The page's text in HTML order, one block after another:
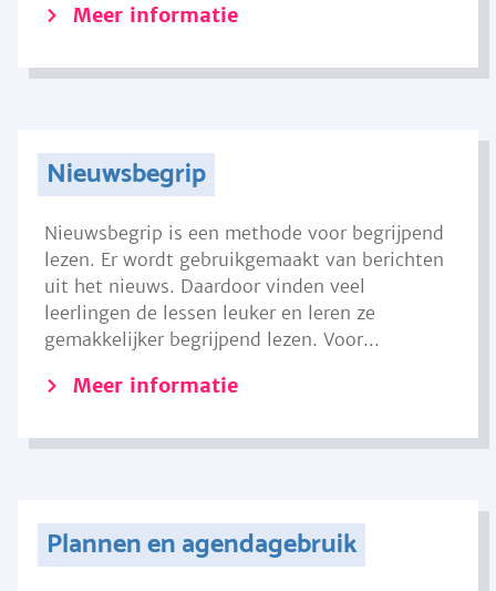
Meer informatie
Nieuwsbegrip
Nieuwsbegrip is een methode voor begrijpend
lezen. Er wordt gebruikgemaakt van berichten
uit het nieuws. Daardoor vinden veel
leerlingen de lessen leuker en leren ze
gemakkelijker begrijpend lezen. Voor...
Meer informatie
Plannen en agendagebruik